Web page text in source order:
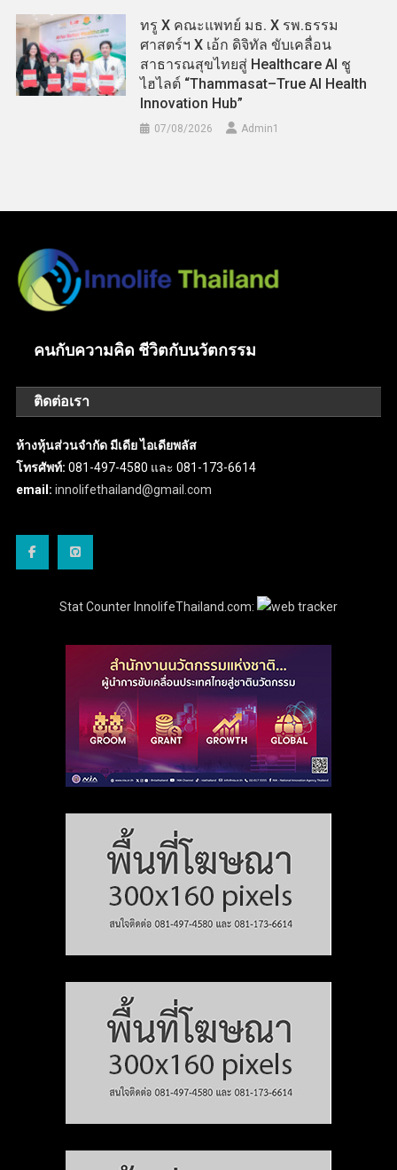
ทรู X คณะแพทย์ มธ. X รพ.ธรรม
ศาสตร์ฯ X เอ้ก ดิจิทัล ขับเคลื่อน
สาธารณสุขไทยสู่ Healthcare AI ชู
ไฮไลต์ “Thammasat–True AI Health
Innovation Hub”
07/08/2026 Admin​1
คนกับความคิด ชีวิตกับนวัตกรรม
ติดต่อเรา
ห้างหุ้นส่วนจำกัด มีเดีย ไอเดียพลัส
โทรศัพท์: 081-497-4580 และ 081-173-6614
email: innolifethailand@gmail.com
Stat Counter InnolifeThailand.com: